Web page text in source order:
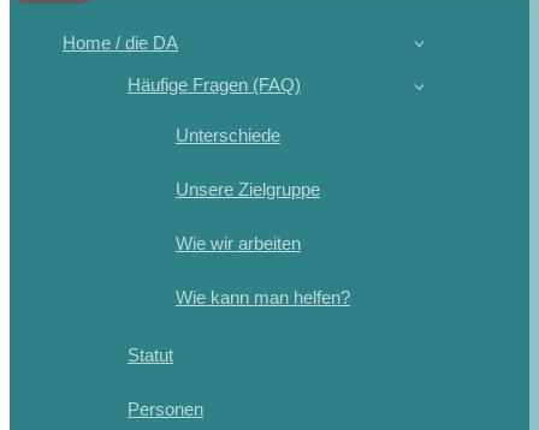
Home / die DA
Häufige Fragen (FAQ)
Unterschiede
Unsere Zielgruppe
Wie wir arbeiten
Wie kann man helfen?
Statut
Personen